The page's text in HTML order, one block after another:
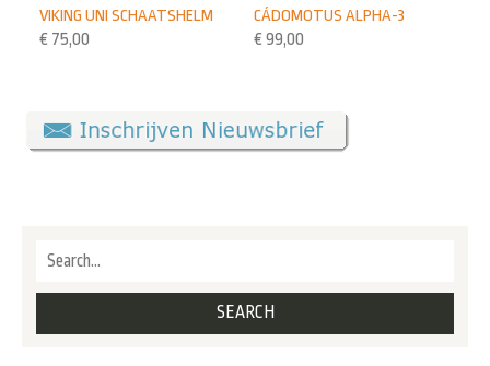
CÁDOMOTUS ALPHA-3
€ 99,00
VIKING UNI SCHAATSHELM
€ 75,00